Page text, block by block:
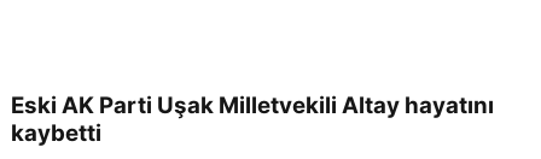
Eski AK Parti Uşak Milletvekili Altay hayatını
kaybetti